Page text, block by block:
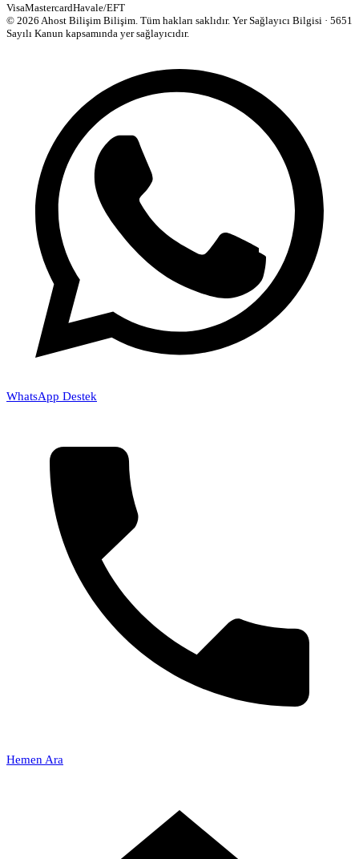
VisaMastercardHavale/EFT
© 2026 Ahost Bilişim Bilişim. Tüm hakları saklıdır. Yer Sağlayıcı Bilgisi · 5651
Sayılı Kanun kapsamında yer sağlayıcıdır.
WhatsApp Destek
Hemen Ara